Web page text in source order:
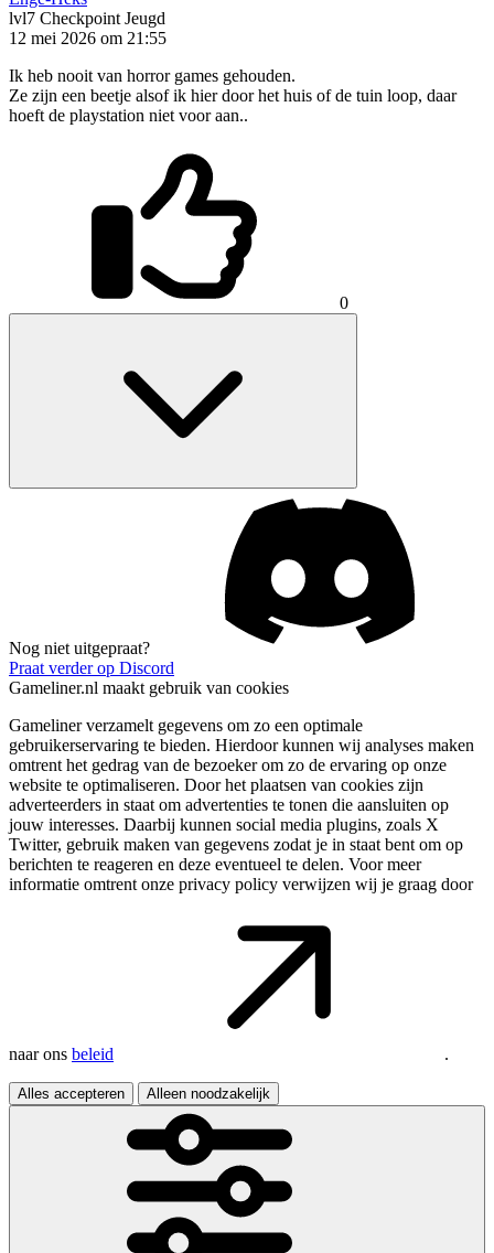
lvl7 Checkpoint Jeugd
12 mei 2026 om 21:55
Ik heb nooit van horror games gehouden.
Ze zijn een beetje alsof ik hier door het huis of de tuin loop, daar
hoeft de playstation niet voor aan..
0
Nog niet uitgepraat?
Praat verder op Discord
Gameliner.nl maakt gebruik van cookies
Gameliner verzamelt gegevens om zo een optimale
gebruikerservaring te bieden. Hierdoor kunnen wij analyses maken
omtrent het gedrag van de bezoeker om zo de ervaring op onze
website te optimaliseren. Door het plaatsen van cookies zijn
adverteerders in staat om advertenties te tonen die aansluiten op
jouw interesses. Daarbij kunnen social media plugins, zoals X
Twitter, gebruik maken van gegevens zodat je in staat bent om op
berichten te reageren en deze eventueel te delen. Voor meer
informatie omtrent onze privacy policy verwijzen wij je graag door
naar ons beleid .
Alles accepteren Alleen noodzakelijk